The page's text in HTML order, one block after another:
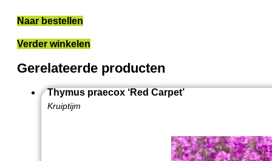
Naar bestellen
Verder winkelen
Gerelateerde producten
Thymus praecox ‘Red Carpet’
Kruiptijm